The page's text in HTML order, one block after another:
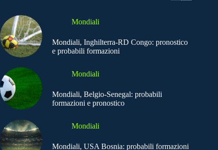
Mondiali
Mondiali, Inghilterra-RD Congo: pronostico
e probabili formazioni
Mondiali
Mondiali, Belgio-Senegal: probabili
formazioni e pronostico
Mondiali
Mondiali, USA Bosnia: probabili formazioni